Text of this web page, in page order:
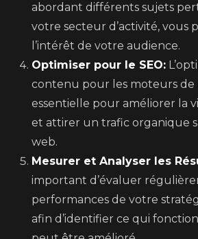
abordant différents sujets
votre secteur d’activité, vous
l’intérêt de votre audience.
Optimiser pour le SEO:
contenu pour les moteurs de
essentielle pour améliorer la
et attirer un trafic organique
web.
Mesurer et Analyser les
important d’évaluer
performances de votre
afin d’identifier ce qui